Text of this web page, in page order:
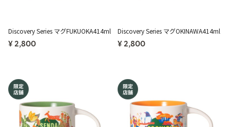
Discovery Series マグFUKUOKA414ml
¥ 2,800
Discovery Series マグOKINAWA414ml
¥ 2,800